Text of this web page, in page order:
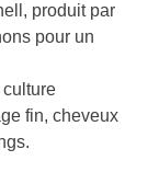
produit par
pour un
fin, cheveux